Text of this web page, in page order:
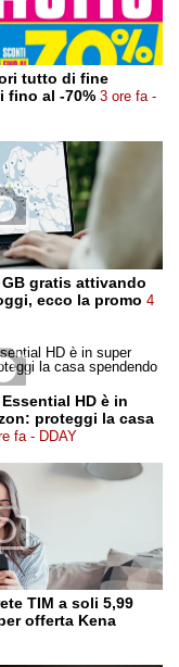
tutto di fine
fino al -70% 3 ore fa -
gratis attivando
ecco la promo 4
HD è in
proteggi la casa
fa - DDAY
TIM a soli 5,99
offerta Kena